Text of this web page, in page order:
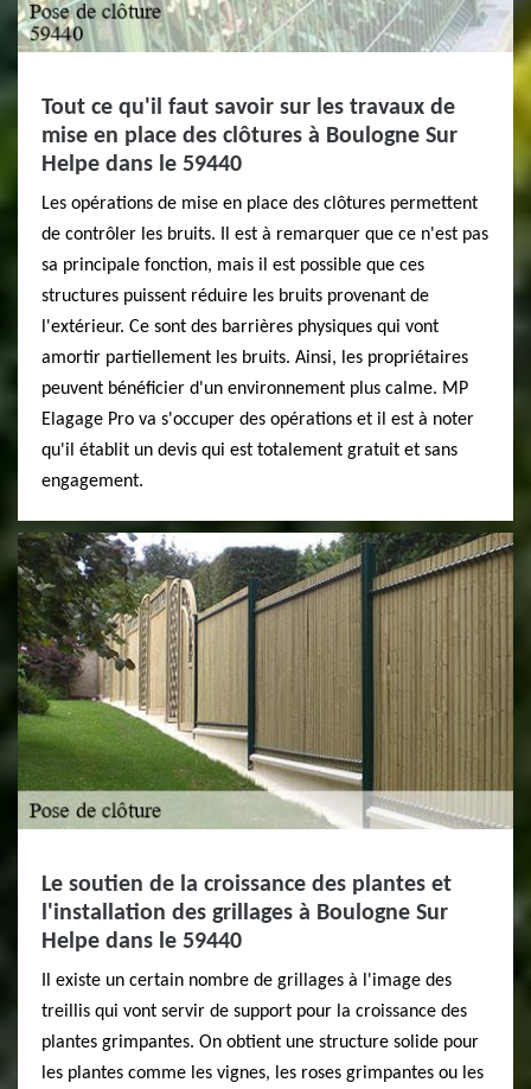
Tout ce qu'il faut savoir sur les travaux de
mise en place des clôtures à Boulogne Sur
Helpe dans le 59440
Les opérations de mise en place des clôtures permettent
de contrôler les bruits. Il est à remarquer que ce n'est pas
sa principale fonction, mais il est possible que ces
structures puissent réduire les bruits provenant de
l'extérieur. Ce sont des barrières physiques qui vont
amortir partiellement les bruits. Ainsi, les propriétaires
peuvent bénéficier d'un environnement plus calme. MP
Elagage Pro va s'occuper des opérations et il est à noter
qu'il établit un devis qui est totalement gratuit et sans
engagement.
Le soutien de la croissance des plantes et
l'installation des grillages à Boulogne Sur
Helpe dans le 59440
Il existe un certain nombre de grillages à l'image des
treillis qui vont servir de support pour la croissance des
plantes grimpantes. On obtient une structure solide pour
les plantes comme les vignes, les roses grimpantes ou les